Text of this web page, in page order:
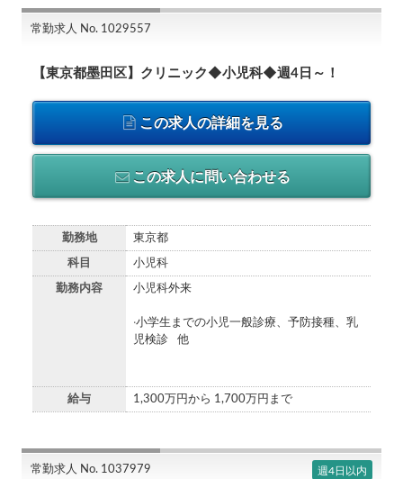
常勤求人 No. 1029557
【東京都墨田区】クリニック◆小児科◆週4日～！
この求人の詳細を見る
この求人に問い合わせる
勤務地 東京都
科目 小児科
勤務内容 小児科外来
‧⼩学⽣までの⼩児⼀般診療、予防接種、乳
児検診 他
給与 1,300万円から 1,700万円まで
常勤求人 No. 1037979 週4日以内